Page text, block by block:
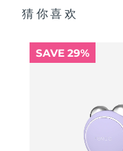
猜你喜欢
SAVE 29%